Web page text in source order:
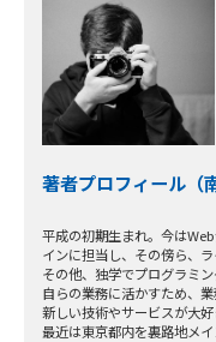
著者プロフィール（
平成の初期生まれ。今は
インに担当し、その傍ら、ラ
その他、独学でプログラミン
自らの業務に活かすため、
新しい技術やサービスが大好
最近は東京都内を裏路地メ